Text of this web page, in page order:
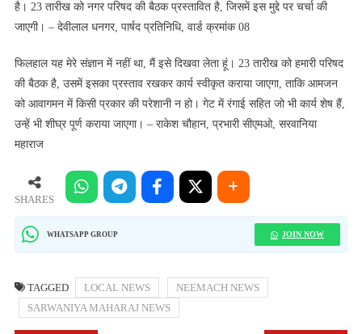
है। 23 तारीख को नगर परिषद की बैठक प्रस्तावित है, जिसमें इस मुद्दे पर चर्चा की
जाएगी। – देवीलाल धनगर, पार्षद प्रतिनिधि, वार्ड क्रमांक 08
फिलहाल यह मेरे संज्ञान में नहीं था, मैं इसे दिखवा लेता हूं। 23 तारीख को हमारी परिषद
की बैठक है, उसमें इसका प्रस्ताव रखकर कार्य स्वीकृत कराया जाएगा, ताकि आमजन
को आवागमन में किसी प्रकार की परेशानी न हो। गेट में रंगाई सहित जो भी कार्य शेष हैं,
उन्हें भी शीघ्र पूर्ण कराया जाएगा। – राकेश चौहान, प्रभारी सीएमओ, सरवानिया
महाराज
SHARES
WHATSAPP GROUP JOIN NOW
TAGGED LOCAL NEWS
NEEMACH NEWS
SARWANIYA MAHARAJ NEWS